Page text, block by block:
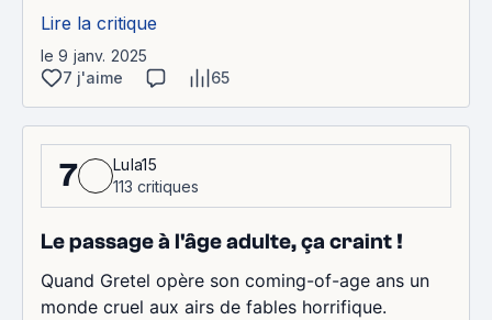
Lire la critique
le 9 janv. 2025
7 j'aime
65
7
Lula15
113 critiques
Le passage à l'âge adulte, ça craint !
Quand Gretel opère son coming-of-age ans un
monde cruel aux airs de fables horrifique.